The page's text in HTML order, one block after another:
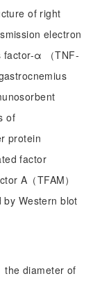
of right
electron
factor-α （TNF-
of
protein
factor
A（TFAM）
Western blot
the diameter of